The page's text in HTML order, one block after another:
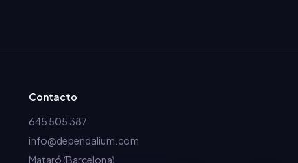
Contacto
645 505 387
info@dependalium.com
Mataró (Barcelona)